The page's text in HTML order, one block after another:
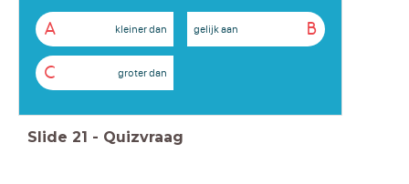
A kleiner dan B
gelijk aan
C groter dan
Slide 21 - Quizvraag